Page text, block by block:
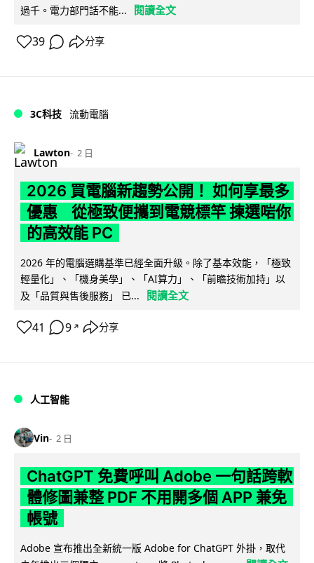
過千。電力部門話不能...
閱讀全文
39 分享
3C科技 流動電腦
Lawton 2 日
2026 買電腦新趨勢公開！ 如何享最多
優惠 從極致便攜到電競標竿 揀選啱你
的高效能 PC
2026 年的電腦選購基準已經全面升級。除了基本效能，「極致
輕量化」、「機身美學」、「AI算力」、「前瞻技術加持」以
及「品質與售後服務」 已...
閱讀全文
41 9 ↗ 分享
人工智能
Vin 2 日
ChatGPT 免費呼叫 Adobe 一句話跨軟
體修圖兼整 PDF 不用開多個 APP 兼免
帳號
Adobe 宣布推出全新統一版 Adobe for ChatGPT 外掛，取代